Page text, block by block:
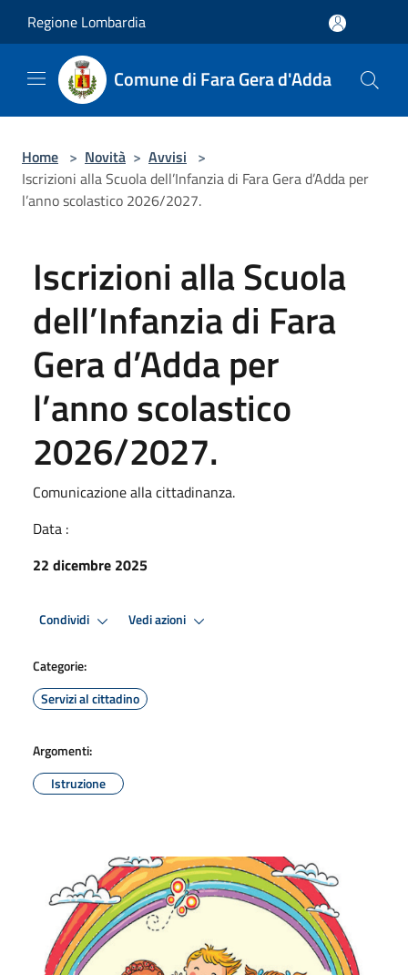
Regione Lombardia
Comune di Fara Gera d'Adda
Home > Novità > Avvisi >
Iscrizioni alla Scuola dell’Infanzia di Fara Gera d’Adda per
l’anno scolastico 2026/2027.
Iscrizioni alla Scuola
dell’Infanzia di Fara
Gera d’Adda per
l’anno scolastico
2026/2027.
Comunicazione alla cittadinanza.
Data :
22 dicembre 2025
Condividi Vedi azioni
Categorie:
Servizi al cittadino
Argomenti:
Istruzione